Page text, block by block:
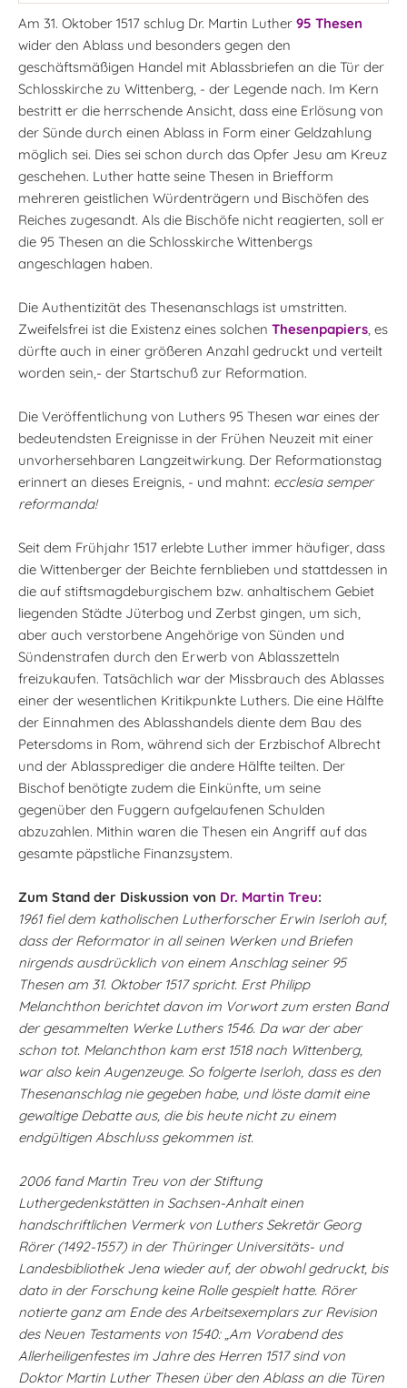
Am 31. Oktober 1517 schlug Dr. Martin Luther 95 Thesen
wider den Ablass und besonders gegen den
geschäftsmäßigen Handel mit Ablassbriefen an die Tür der
Schlosskirche zu Wittenberg, - der Legende nach. Im Kern
bestritt er die herrschende Ansicht, dass eine Erlösung von
der Sünde durch einen Ablass in Form einer Geldzahlung
möglich sei. Dies sei schon durch das Opfer Jesu am Kreuz
geschehen. Luther hatte seine Thesen in Briefform
mehreren geistlichen Würdenträgern und Bischöfen des
Reiches zugesandt. Als die Bischöfe nicht reagierten, soll er
die 95 Thesen an die Schlosskirche Wittenbergs
angeschlagen haben.
Die Authentizität des Thesenanschlags ist umstritten.
Zweifelsfrei ist die Existenz eines solchen Thesenpapiers, es
dürfte auch in einer größeren Anzahl gedruckt und verteilt
worden sein,- der Startschuß zur Reformation.
Die Veröffentlichung von Luthers 95 Thesen war eines der
bedeutendsten Ereignisse in der Frühen Neuzeit mit einer
unvorhersehbaren Langzeitwirkung. Der Reformationstag
erinnert an dieses Ereignis, - und mahnt: ecclesia semper
reformanda!
Seit dem Frühjahr 1517 erlebte Luther immer häufiger, dass
die Wittenberger der Beichte fernblieben und stattdessen in
die auf stiftsmagdeburgischem bzw. anhaltischem Gebiet
liegenden Städte Jüterbog und Zerbst gingen, um sich,
aber auch verstorbene Angehörige von Sünden und
Sündenstrafen durch den Erwerb von Ablasszetteln
freizukaufen. Tatsächlich war der Missbrauch des Ablasses
einer der wesentlichen Kritikpunkte Luthers. Die eine Hälfte
der Einnahmen des Ablasshandels diente dem Bau des
Petersdoms in Rom, während sich der Erzbischof Albrecht
und der Ablassprediger die andere Hälfte teilten. Der
Bischof benötigte zudem die Einkünfte, um seine
gegenüber den Fuggern aufgelaufenen Schulden
abzuzahlen. Mithin waren die Thesen ein Angriff auf das
gesamte päpstliche Finanzsystem.
Zum Stand der Diskussion von Dr. Martin Treu:
1961 fiel dem katholischen Lutherforscher Erwin Iserloh auf,
dass der Reformator in all seinen Werken und Briefen
nirgends ausdrücklich von einem Anschlag seiner 95
Thesen am 31. Oktober 1517 spricht. Erst Philipp
Melanchthon berichtet davon im Vorwort zum ersten Band
der gesammelten Werke Luthers 1546. Da war der aber
schon tot. Melanchthon kam erst 1518 nach Wittenberg,
war also kein Augenzeuge. So folgerte Iserloh, dass es den
Thesenanschlag nie gegeben habe, und löste damit eine
gewaltige Debatte aus, die bis heute nicht zu einem
endgültigen Abschluss gekommen ist.
2006 fand Martin Treu von der Stiftung
Luthergedenkstätten in Sachsen-Anhalt einen
handschriftlichen Vermerk von Luthers Sekretär Georg
Rörer (1492-1557) in der Thüringer Universitäts- und
Landesbibliothek Jena wieder auf, der obwohl gedruckt, bis
dato in der Forschung keine Rolle gespielt hatte. Rörer
notierte ganz am Ende des Arbeitsexemplars zur Revision
des Neuen Testaments von 1540: „Am Vorabend des
Allerheiligenfestes im Jahre des Herren 1517 sind von
Doktor Martin Luther Thesen über den Ablass an die Türen